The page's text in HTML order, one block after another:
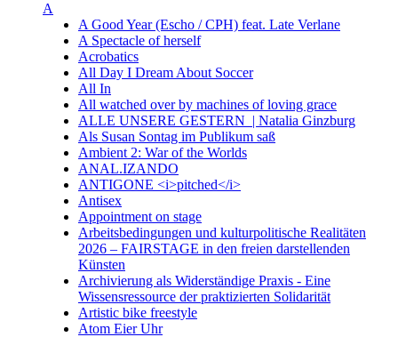
A
A Good Year (Escho / CPH) feat. Late Verlane
A Spectacle of herself
Acrobatics
All Day I Dream About Soccer
All In
All watched over by machines of loving grace
ALLE UNSERE GESTERN | Natalia Ginzburg
Als Susan Sontag im Publikum saß
Ambient 2: War of the Worlds
ANAL.IZANDO
ANTIGONE <i>pitched</i>
Antisex
Appointment on stage
Arbeitsbedingungen und kulturpolitische Realitäten
2026 – FAIRSTAGE in den freien darstellenden
Künsten
Archivierung als Widerständige Praxis - Eine
Wissensressource der praktizierten Solidarität
Artistic bike freestyle
Atom Eier Uhr